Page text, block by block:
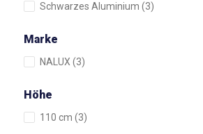
Schwarzes Aluminium (3)
Marke
NALUX (3)
Höhe
110 cm (3)